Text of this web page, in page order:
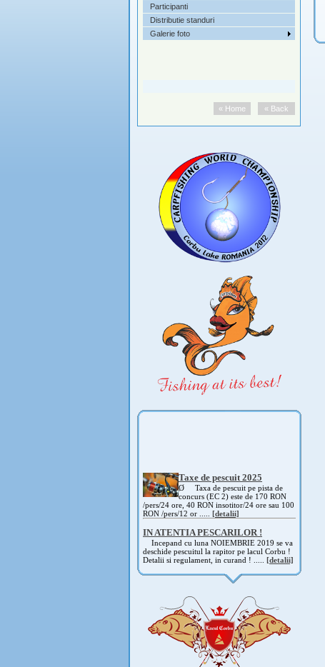
Participanti
Distributie standuri
Galerie foto
« Back
« Home
Ø Taxa de pescuit pe pista de
concurs (EC 2) este de 170 RON
/pers/24 ore, 40 RON insotitor/24 ore sau 100
RON /pers/12 or .....[detalii]
Incepand cu luna NOIEMBRIE 2019 se va
deschide pescuitul la rapitor pe lacul Corbu !
Detalii si regulament, in curand ! .....[detalii]
AVAND IN VEDERE SITUATIA ACTUALA -
CAT SI A REGLEMENTARILOR LEGALE ,
PRECUM SI RETRAGEREA UNOR
PARTICIPANTI .....
[detalii]
Anunt important
Va anuntam ca editia 30 a concursului de
pescuit CUPA RIG la CRAP din perioada 2-5
septembrie 2021 se reprogrameaza pentru luna